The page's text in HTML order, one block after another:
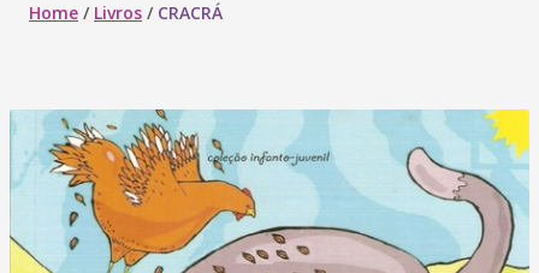
Home / Livros / CRACRÁ